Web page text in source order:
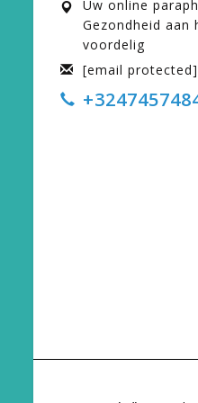
Uw online
Gezondheid aan
voordelig
[email protected]